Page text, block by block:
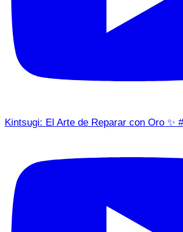
Kintsugi: El Arte de Reparar con Oro ✨